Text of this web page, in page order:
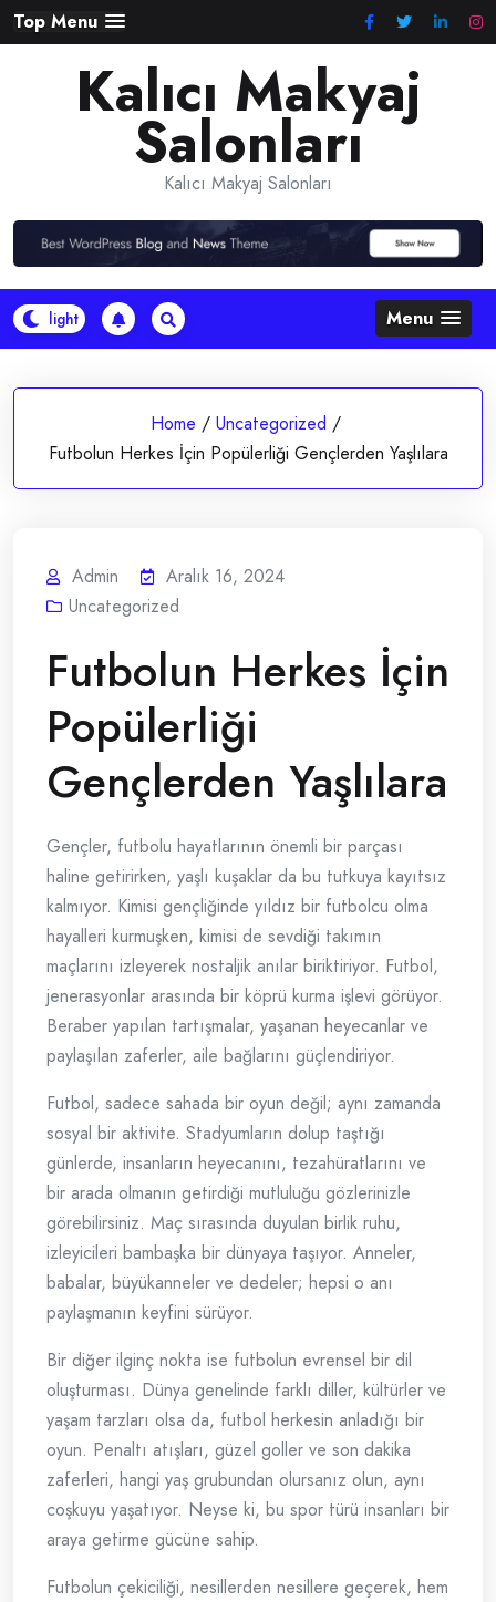
Skip
to
Top Menu
Kalıcı Makyaj
Salonları
Kalıcı Makyaj Salonları
Menu
Home / Uncategorized /
Futbolun Herkes İçin Popülerliği Gençlerden Yaşlılara
Admin
Aralık 16, 2024
Uncategorized
Futbolun Herkes İçin
Popülerliği
Gençlerden Yaşlılara
Gençler, futbolu hayatlarının önemli bir parçası
haline getirirken, yaşlı kuşaklar da bu tutkuya kayıtsız
kalmıyor. Kimisi gençliğinde yıldız bir futbolcu olma
hayalleri kurmuşken, kimisi de sevdiği takımın
maçlarını izleyerek nostaljik anılar biriktiriyor. Futbol,
jenerasyonlar arasında bir köprü kurma işlevi görüyor.
Beraber yapılan tartışmalar, yaşanan heyecanlar ve
paylaşılan zaferler, aile bağlarını güçlendiriyor.
Futbol, sadece sahada bir oyun değil; aynı zamanda
sosyal bir aktivite. Stadyumların dolup taştığı
günlerde, insanların heyecanını, tezahüratlarını ve
bir arada olmanın getirdiği mutluluğu gözlerinizle
görebilirsiniz. Maç sırasında duyulan birlik ruhu,
izleyicileri bambaşka bir dünyaya taşıyor. Anneler,
babalar, büyükanneler ve dedeler; hepsi o anı
paylaşmanın keyfini sürüyor.
Bir diğer ilginç nokta ise futbolun evrensel bir dil
oluşturması. Dünya genelinde farklı diller, kültürler ve
yaşam tarzları olsa da, futbol herkesin anladığı bir
oyun. Penaltı atışları, güzel goller ve son dakika
zaferleri, hangi yaş grubundan olursanız olun, aynı
coşkuyu yaşatıyor. Neyse ki, bu spor türü insanları bir
araya getirme gücüne sahip.
Futbolun çekiciliği, nesillerden nesillere geçerek, hem